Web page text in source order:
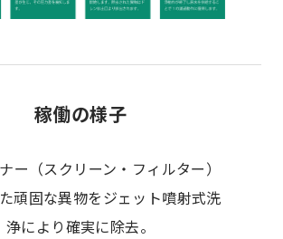
稼働の様子
ー（スクリーン・フィルター）
頑固な異物をジェット噴射式洗
浄により確実に除去。